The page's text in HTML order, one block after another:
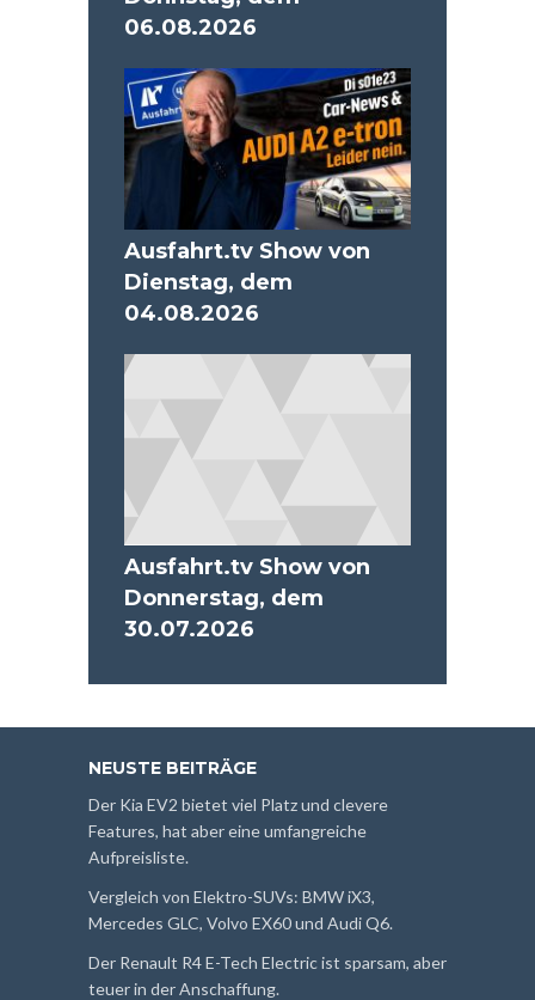
06.08.2026
Ausfahrt.tv Show von
Dienstag, dem
04.08.2026
Ausfahrt.tv Show von
Donnerstag, dem
30.07.2026
NEUSTE BEITRÄGE
Der Kia EV2 bietet viel Platz und clevere
Features, hat aber eine umfangreiche
Aufpreisliste.
Vergleich von Elektro-SUVs: BMW iX3,
Mercedes GLC, Volvo EX60 und Audi Q6.
Der Renault R4 E-Tech Electric ist sparsam, aber
teuer in der Anschaffung.